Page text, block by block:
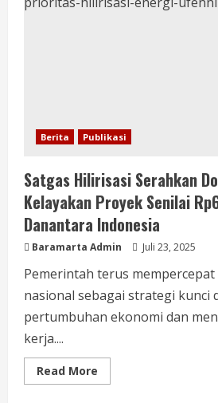
Berita Publikasi
Satgas Hilirisasi Serahkan
Kelayakan Proyek Senilai
Danantara Indonesia
Baramarta Admin Juli 23, 2025
Pemerintah terus
nasional sebagai strategi kunci
pertumbuhan ekonomi dan
kerja....
Read More